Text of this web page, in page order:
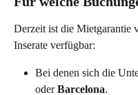
Derzeit ist die
Inserate verfügbar:
Bei denen sich die
oder Barcelona.